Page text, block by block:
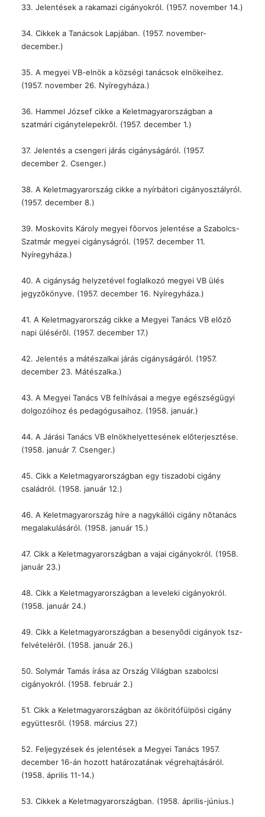
33. Jelentések a rakamazi cigányokról. (1957. november 14.)
34. Cikkek a Tanácsok Lapjában. (1957. november-
december.)
35. A megyei VB-elnök a községi tanácsok elnökeihez.
(1957. november 26. Nyíregyháza.)
36. Hammel József cikke a Keletmagyarországban a
szatmári cigánytelepekrõl. (1957. december 1.)
37. Jelentés a csengeri járás cigányságáról. (1957.
december 2. Csenger.)
38. A Keletmagyarország cikke a nyírbátori cigányosztályról.
(1957. december 8.)
39. Moskovits Károly megyei fõorvos jelentése a Szabolcs-
Szatmár megyei cigányságról. (1957. december 11.
Nyíregyháza.)
40. A cigányság helyzetével foglalkozó megyei VB ülés
jegyzõkönyve. (1957. december 16. Nyíregyháza.)
41. A Keletmagyarország cikke a Megyei Tanács VB elõzõ
napi ülésérõl. (1957. december 17.)
42. Jelentés a mátészalkai járás cigányságáról. (1957.
december 23. Mátészalka.)
43. A Megyei Tanács VB felhívásai a megye egészségügyi
dolgozóihoz és pedagógusaihoz. (1958. január.)
44. A Járási Tanács VB elnökhelyettesének elõterjesztése.
(1958. január 7. Csenger.)
45. Cikk a Keletmagyarországban egy tiszadobi cigány
családról. (1958. január 12.)
46. A Keletmagyarország híre a nagykállói cigány nõtanács
megalakulásáról. (1958. január 15.)
47. Cikk a Keletmagyarországban a vajai cigányokról. (1958.
január 23.)
48. Cikk a Keletmagyarországban a leveleki cigányokról.
(1958. január 24.)
49. Cikk a Keletmagyarországban a besenyõdi cigányok tsz-
felvételérõl. (1958. január 26.)
50. Solymár Tamás írása az Ország Világban szabolcsi
cigányokról. (1958. február 2.)
51. Cikk a Keletmagyarországban az ököritófülpösi cigány
együttesrõl. (1958. március 27.)
52. Feljegyzések és jelentések a Megyei Tanács 1957.
december 16-án hozott határozatának végrehajtásáról.
(1958. április 11-14.)
53. Cikkek a Keletmagyarországban. (1958. április-június.)